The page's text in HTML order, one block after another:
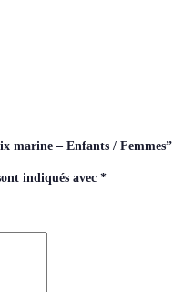
marine – Enfants / Femmes”
indiqués avec *